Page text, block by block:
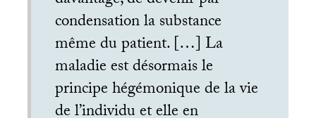
condensation la substance
même du patient. […] La
maladie est désormais le
principe hégémonique de la vie